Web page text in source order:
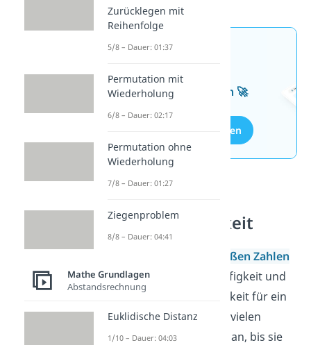
Jetzt neu: Teste dein
Wissen mit unseren
kostenlosen Aufgaben 🚀
Aufgaben entdecken
Wahrscheinlichkeit
Gesetz der großen Zahlen
nähern sich relative Häufigkeit und
die echte Wahrscheinlichkeit für ein
Ereignis bei ausreichend vielen
Versuchen immer weiter an, bis sie
Zurücklegen mit
Reihenfolge
5/8 – Dauer: 01:37
Permutation mit
Wiederholung
6/8 – Dauer: 02:17
Permutation ohne
Wiederholung
7/8 – Dauer: 01:27
Ziegenproblem
8/8 – Dauer: 04:41
Mathe Grundlagen
Abstandsrechnung
Euklidische Distanz
1/10 – Dauer: 04:03